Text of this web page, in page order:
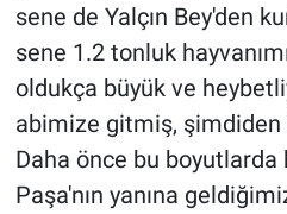
sene de Yalçın Bey'den
sene 1.2 tonluk
oldukça büyük ve
abimize gitmiş, şimdiden
Daha önce bu
Paşa'nın yanına